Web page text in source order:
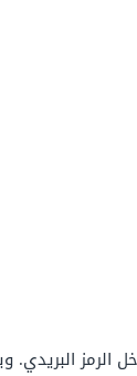
البريدي.